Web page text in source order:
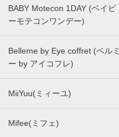
BABY Motecon 1DAY (ベイビ
ーモテコンワンデー)
Belleme by Eye coffret (ベルミ
ー by アイコフレ)
MiiYuu(ミィーユ)
Mifee(ミフェ)